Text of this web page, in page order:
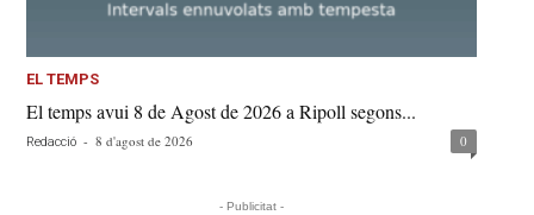
EL TEMPS
El temps avui 8 de Agost de 2026 a Ripoll segons...
Redacció - 8 d'agost de 2026 0
- Publicitat -